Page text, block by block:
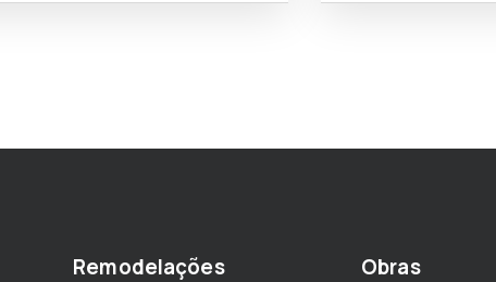
Remodelações Obras